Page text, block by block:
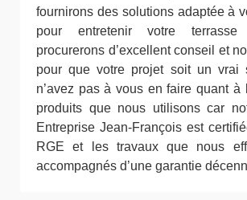
fournirons des solutions adaptée à
pour entretenir votre
procurerons d’excellent conseil et
pour que votre projet soit un vrai
n’avez pas à vous en faire quant à
produits que nous utilisons car
Entreprise Jean-François est
RGE et les travaux que nous
accompagnés d’une garantie